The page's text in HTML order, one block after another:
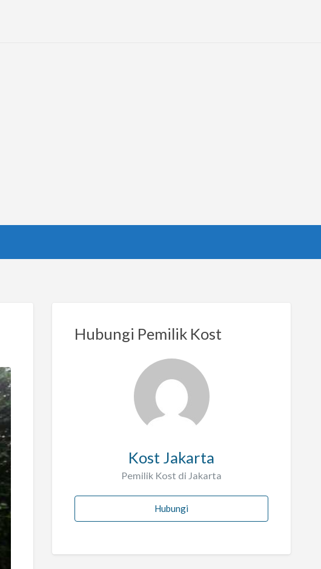
Hubungi Pemilik Kost
Kost Jakarta
Pemilik Kost di Jakarta
Hubungi